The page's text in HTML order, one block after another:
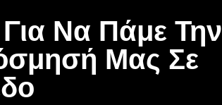
Να Πάμε Την
Μας Σε